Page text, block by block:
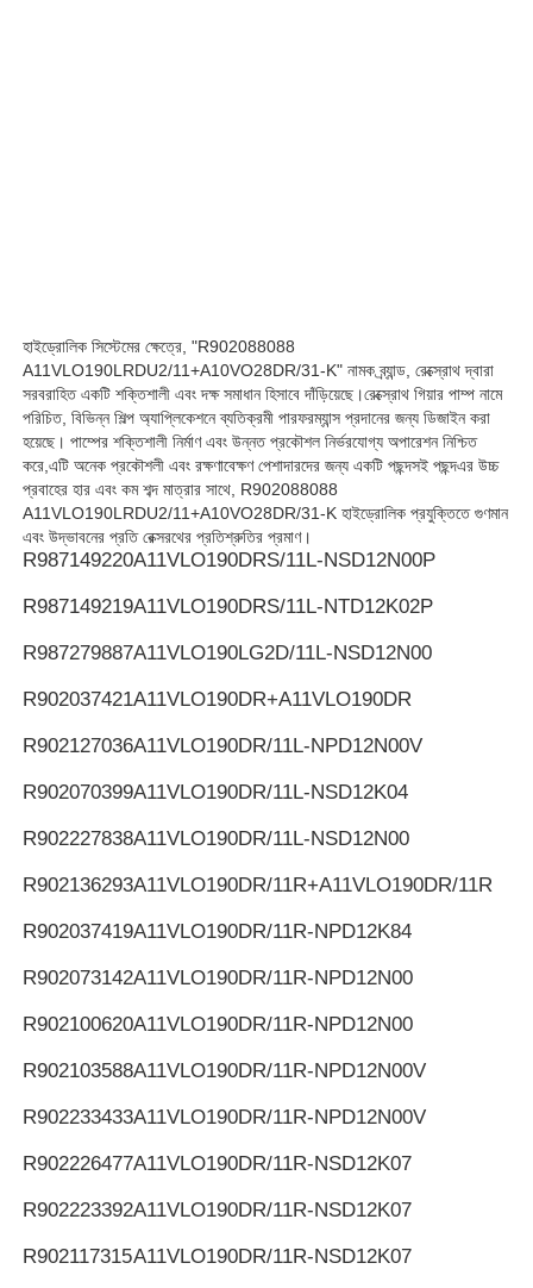
পার্কার হাইড্রোলিক পাম্প
ভিকার্স হাইড্রোলিক পাম্প
রেক্সরথ হাইড্রোলিক ভালভ
ইউকেন হাইড্রোলিক ভালভ
ইউকেন হাইড্রোলিক পাম্প
হাইড্রোলিক সিস্টেমের ক্ষেত্রে, "R902088088
A11VLO190LRDU2/11+A10VO28DR/31-K" নামক ব্র্যান্ড, রেক্স্রোথ দ্বারা
সরবরাহিত একটি শক্তিশালী এবং দক্ষ সমাধান হিসাবে দাঁড়িয়েছে।রেক্স্রোথ গিয়ার পাম্প নামে
পরিচিত, বিভিন্ন শিল্প অ্যাপ্লিকেশনে ব্যতিক্রমী পারফরম্যান্স প্রদানের জন্য ডিজাইন করা
হয়েছে। পাম্পের শক্তিশালী নির্মাণ এবং উন্নত প্রকৌশল নির্ভরযোগ্য অপারেশন নিশ্চিত
করে,এটি অনেক প্রকৌশলী এবং রক্ষণাবেক্ষণ পেশাদারদের জন্য একটি পছন্দসই পছন্দএর উচ্চ
প্রবাহের হার এবং কম শব্দ মাত্রার সাথে, R902088088
A11VLO190LRDU2/11+A10VO28DR/31-K হাইড্রোলিক প্রযুক্তিতে গুণমান
এবং উদ্ভাবনের প্রতি রেক্সরথের প্রতিশ্রুতির প্রমাণ।
R987149220A11VLO190DRS/11L-NSD12N00P
R987149219A11VLO190DRS/11L-NTD12K02P
R987279887A11VLO190LG2D/11L-NSD12N00
R902037421A11VLO190DR+A11VLO190DR
R902127036A11VLO190DR/11L-NPD12N00V
R902070399A11VLO190DR/11L-NSD12K04
R902227838A11VLO190DR/11L-NSD12N00
R902136293A11VLO190DR/11R+A11VLO190DR/11R
R902037419A11VLO190DR/11R-NPD12K84
R902073142A11VLO190DR/11R-NPD12N00
R902100620A11VLO190DR/11R-NPD12N00
R902103588A11VLO190DR/11R-NPD12N00V
R902233433A11VLO190DR/11R-NPD12N00V
R902226477A11VLO190DR/11R-NSD12K07
R902223392A11VLO190DR/11R-NSD12K07
R902117315A11VLO190DR/11R-NSD12K07